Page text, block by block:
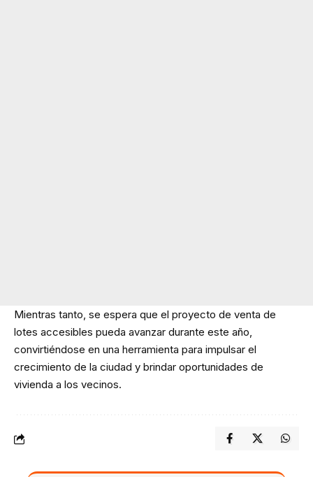
Mientras tanto, se espera que el proyecto de venta de
lotes accesibles pueda avanzar durante este año,
convirtiéndose en una herramienta para impulsar el
crecimiento de la ciudad y brindar oportunidades de
vivienda a los vecinos.